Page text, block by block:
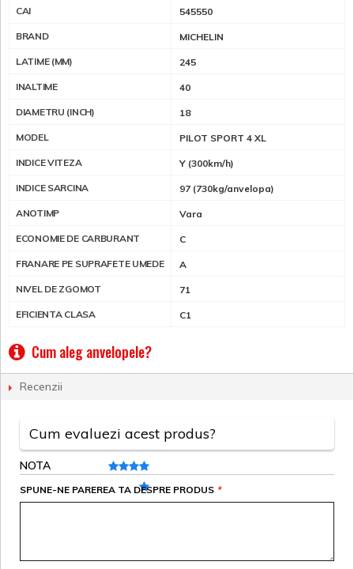
CAI 545550
BRAND MICHELIN
LATIME (MM) 245
INALTIME 40
DIAMETRU (INCH) 18
MODEL PILOT SPORT 4 XL
INDICE VITEZA Y (300km/h)
INDICE SARCINA 97 (730kg/anvelopa)
ANOTIMP Vara
ECONOMIE DE CARBURANT C
FRANARE PE SUPRAFETE UMEDE A
NIVEL DE ZGOMOT 71
EFICIENTA CLASA C1
Cum aleg anvelopele?
Recenzii
Cum evaluezi acest produs?
NOTA
*
SPUNE-NE PAREREA TA DESPRE PRODUS